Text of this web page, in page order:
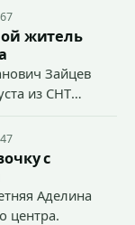
житель
Зайцев
из СНТ
с
Аделина
центра.